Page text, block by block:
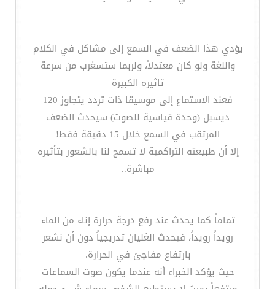
يؤدي هذا الضعف في السمع إلى مشاكل في الكلام
واللغة ولو كان معتدلاً، ولربما ستسغرب من سرعة
تاثيره الكبيرة
فعند الاستماع إلى موسيقا ذات تردد يتجاوز 120
ديسبل (وحدة قياسية للصوت) سيحدث الضعف
المرتقب في السمع خلال 15 دقيقة فقط!
إلا أن طبيعته التراكمية لا تسمح لنا بالشعور بتأثيره
مباشرة..
تماماً كما يحدث عند رفع درجة حرارة إناء من الماء
رويداً رويداً، فيحدث الغليان تدريجياً دون أن نشعر
بارتفاع مفاجئ في الحرارة.
حيث يؤكد الخبراء أنه عندما يكون صوت السماعات